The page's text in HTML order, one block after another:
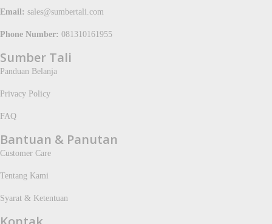
Email: sales@sumbertali.com
Phone Number: 081310161955
Sumber Tali
Panduan Belanja
Privacy Policy
FAQ
Bantuan & Panutan
Customer Care
Tentang Kami
Syarat & Ketentuan